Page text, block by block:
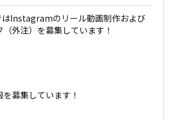
はInstagramのリール動画制作および
外注）を募集しています！
募集しています！